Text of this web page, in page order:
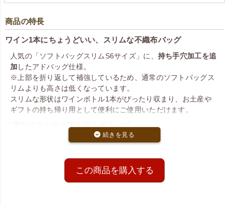
商品の特長
ワイン1本にちょうどいい、スリムな不織布バッグ
人気の「ソフトバッグスリムS6サイズ」に、 持ち手穴加工を追
加 したアドバッグ仕様。
※上部を折り返して補強しているため、通常のソフトバッグス
リムよりも高さは低くなっています。
スリムな形状はワインボトル1本がぴったり収まり、お土産や
ギフトの持ち帰り用として便利にご使用いただけます。
二重仕立ての持ち手で安心感アップ
生地を二重にした持ち手穴加工付き。
っかりとした持ち心地を実現しています。
落ち着いたカラーで上品な印象に
この商品を購入する